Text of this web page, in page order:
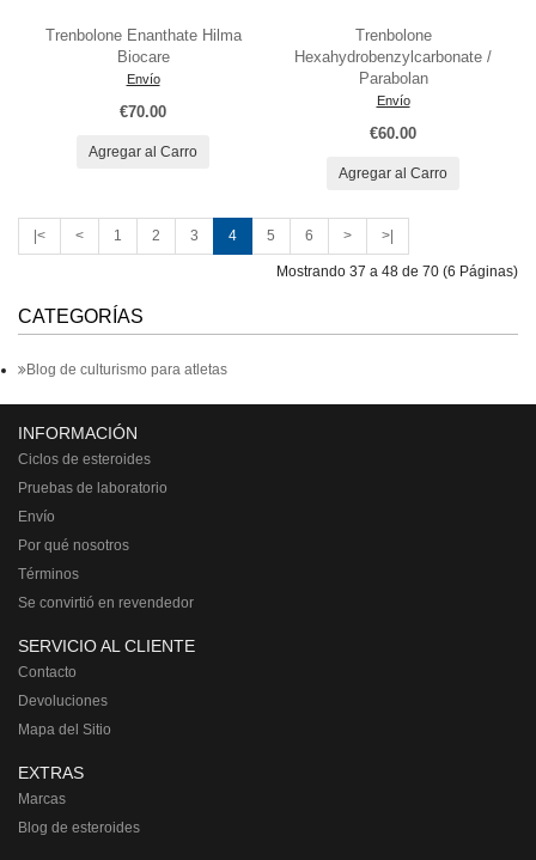
Trenbolone Enanthate Hilma
Biocare
Envío
€70.00
Agregar al Carro
Trenbolone
Hexahydrobenzylcarbonate /
Parabolan
Envío
€60.00
Agregar al Carro
|< < 1 2 3 4 5 6 > >|
Mostrando 37 a 48 de 70 (6 Páginas)
CATEGORÍAS
Blog de culturismo para atletas
INFORMACIÓN
Ciclos de esteroides
Pruebas de laboratorio
Envío
Por qué nosotros
Términos
Se convirtió en revendedor
SERVICIO AL CLIENTE
Contacto
Devoluciones
Mapa del Sitio
EXTRAS
Marcas
Blog de esteroides